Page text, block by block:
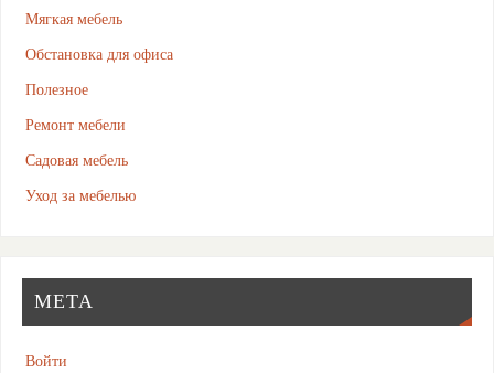
Мягкая мебель
Обстановка для офиса
Полезное
Ремонт мебели
Садовая мебель
Уход за мебелью
МЕТА
Войти